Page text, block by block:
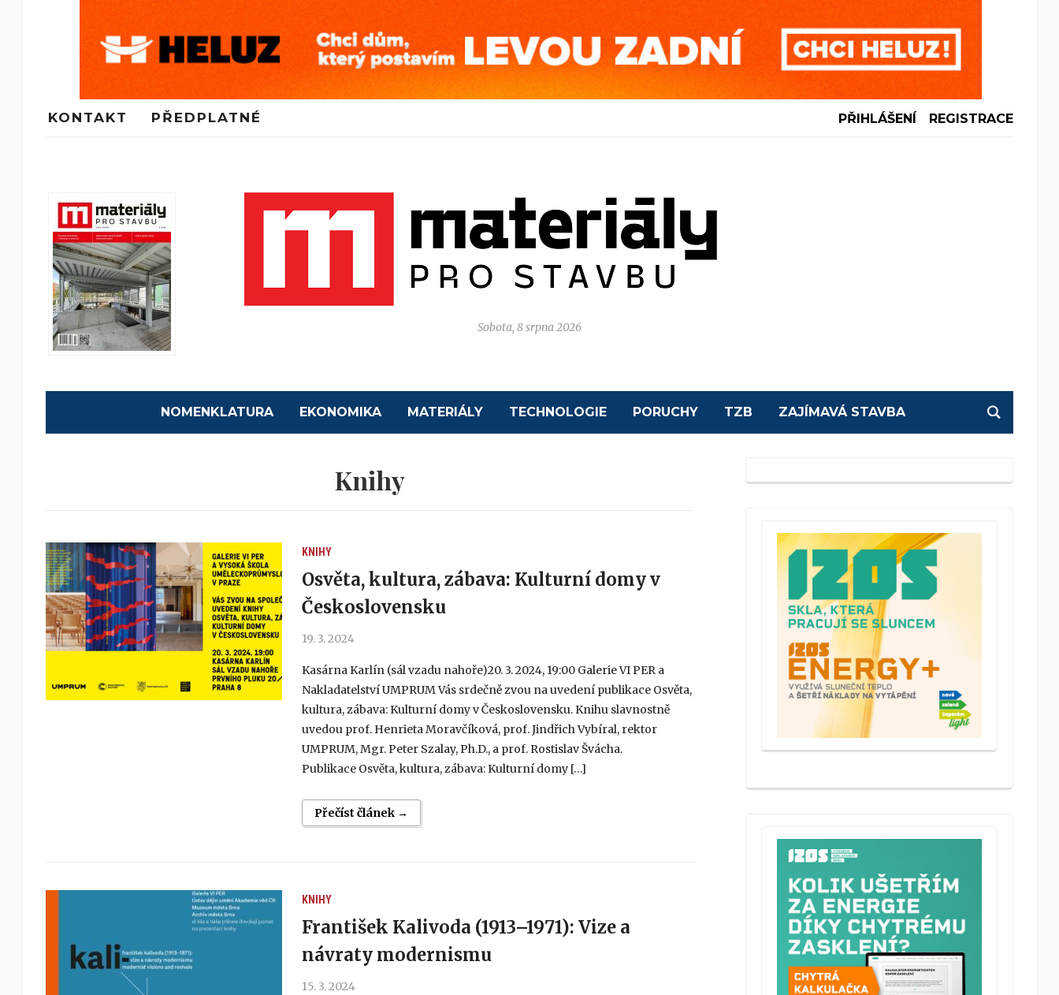
KONTAKT PŘEDPLATNÉ PŘIHLÁŠENÍ REGISTRACE
Sobota, 8 srpna 2026
NOMENKLATURA EKONOMIKA MATERIÁLY TECHNOLOGIE PORUCHY TZB ZAJÍMAVÁ STAVBA
Knihy
KNIHY
Osvěta, kultura, zábava: Kulturní domy v
Československu
19. 3. 2024
Kasárna Karlín (sál vzadu nahoře)20. 3. 2024, 19:00 Galerie VI PER a
Nakladatelství UMPRUM Vás srdečně zvou na uvedení publikace Osvěta,
kultura, zábava: Kulturní domy v Československu. Knihu slavnostně
uvedou prof. Henrieta Moravčíková, prof. Jindřich Vybíral, rektor
UMPRUM, Mgr. Peter Szalay, Ph.D., a prof. Rostislav Švácha.
Publikace Osvěta, kultura, zábava: Kulturní domy […]
Přečíst článek →
KNIHY
František Kalivoda (1913–1971): Vize a
návraty modernismu
15. 3. 2024